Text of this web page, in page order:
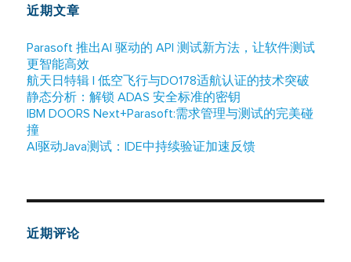
近期文章
Parasoft 推出AI 驱动的 API 测试新方法，让软件测试
更智能高效
航天日特辑 | 低空飞行与DO178适航认证的技术突破
静态分析：解锁 ADAS 安全标准的密钥
IBM DOORS Next+Parasoft:需求管理与测试的完美碰
撞
AI驱动Java测试：IDE中持续验证加速反馈
近期评论